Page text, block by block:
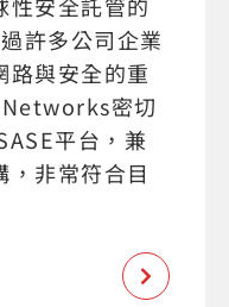
許多公司企業
路與安全的重
密切
平台，兼
非常符合目